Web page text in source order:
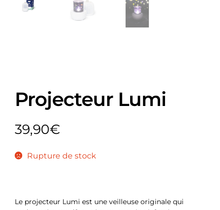
Projecteur Lumi
39,90€
Rupture de stock
Le projecteur Lumi est une veilleuse originale qui